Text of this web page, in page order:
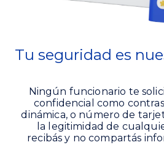
Tu seguridad es
Ningún funcionario te
confidencial como
dinámica, o número de
la legitimidad de
recibás y no compartás